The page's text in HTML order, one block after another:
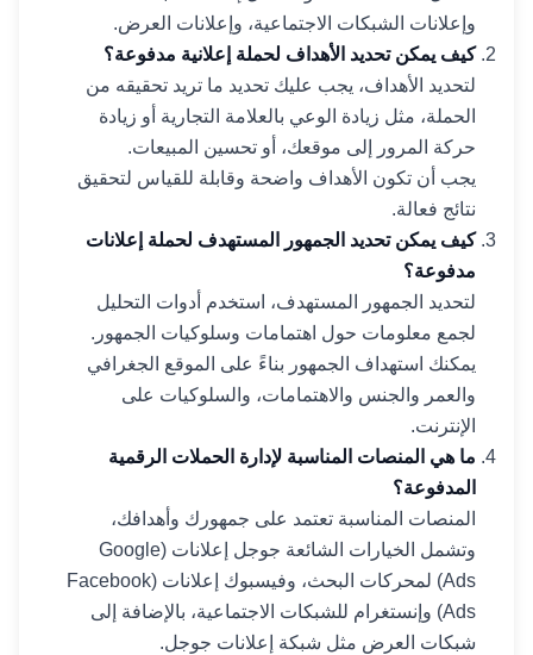
وإعلانات الشبكات الاجتماعية، وإعلانات العرض.
كيف يمكن تحديد الأهداف لحملة إعلانية مدفوعة؟
لتحديد الأهداف، يجب عليك تحديد ما تريد تحقيقه من
الحملة، مثل زيادة الوعي بالعلامة التجارية أو زيادة
حركة المرور إلى موقعك، أو تحسين المبيعات.
يجب أن تكون الأهداف واضحة وقابلة للقياس لتحقيق
نتائج فعالة.
كيف يمكن تحديد الجمهور المستهدف لحملة إعلانات
مدفوعة؟
لتحديد الجمهور المستهدف، استخدم أدوات التحليل
لجمع معلومات حول اهتمامات وسلوكيات الجمهور.
يمكنك استهداف الجمهور بناءً على الموقع الجغرافي
والعمر والجنس والاهتمامات، والسلوكيات على
الإنترنت.
ما هي المنصات المناسبة لإدارة الحملات الرقمية
المدفوعة؟
المنصات المناسبة تعتمد على جمهورك وأهدافك،
وتشمل الخيارات الشائعة جوجل إعلانات (Google
Ads) لمحركات البحث، وفيسبوك إعلانات (Facebook
Ads) وإنستغرام للشبكات الاجتماعية، بالإضافة إلى
شبكات العرض مثل شبكة إعلانات جوجل.